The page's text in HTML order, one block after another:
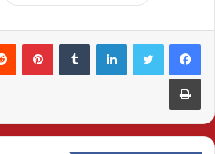
لينكدإن
طباعة